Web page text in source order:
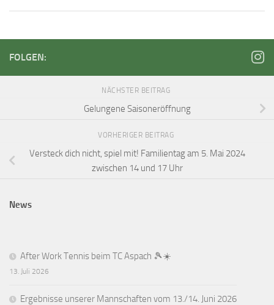
FOLGEN:
NÄCHSTER BEITRAG
Gelungene Saisoneröffnung
VORHERIGER BEITRAG
Versteck dich nicht, spiel mit! Familientag am 5. Mai 2024
zwischen 14 und 17 Uhr
News
After Work Tennis beim TC Aspach 🎾☀️
13. Juli 2026
Ergebnisse unserer Mannschaften vom 13./14. Juni 2026